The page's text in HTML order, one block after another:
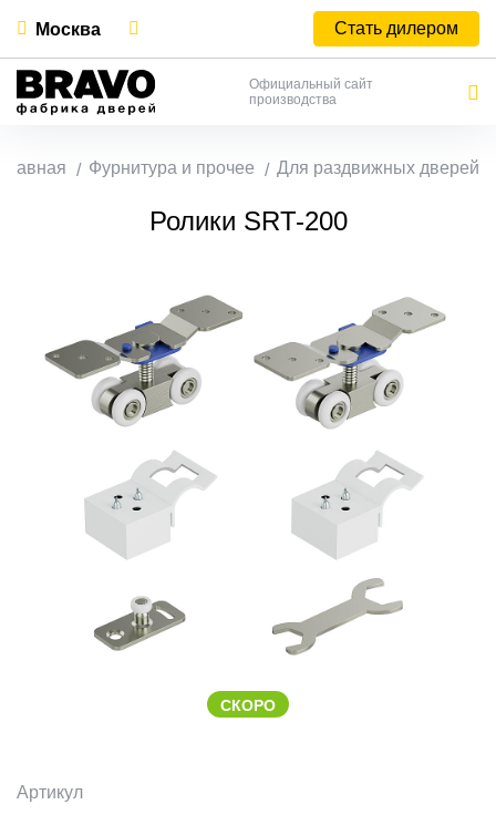
Москва Стать дилером
Официальный сайт
производства
Фурнитура и прочее Для раздвижных дверей
Ролики SRT-200
СКОРО
Артикул